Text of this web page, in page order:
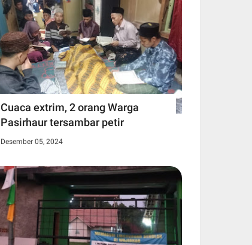
Cuaca extrim, 2 orang Warga
Pasirhaur tersambar petir
Desember 05, 2024